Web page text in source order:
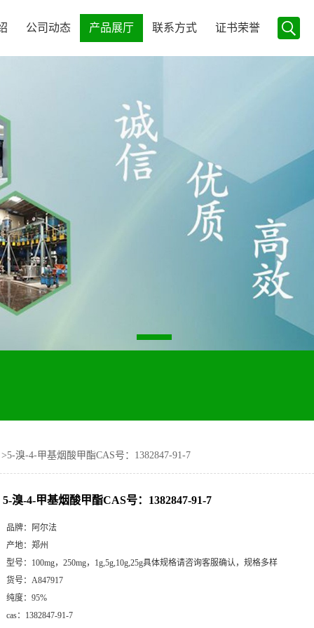
公司动态 产品展厅 联系方式 证书荣誉
>5-溴-4-甲基烟酸甲酯CAS号：1382847-91-7
5-溴-4-甲基烟酸甲酯CAS号：1382847-91-7
品牌：
阿尔法
产地： 郑州
型号： 100mg，250mg，1g,5g,10g,25g具体规格请咨询客服确认，规格多样
货号： A847917
纯度： 95%
cas： 1382847-91-7